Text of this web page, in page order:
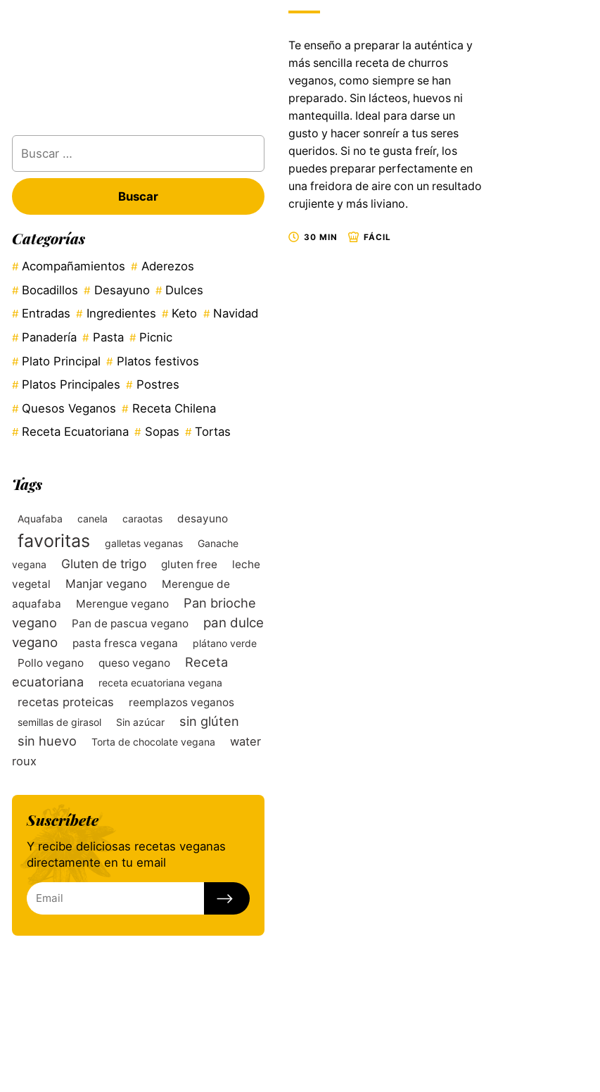
Categorías
Acompañamientos
Aderezos
Bocadillos
Desayuno
Dulces
Entradas
Ingredientes Keto
Navidad
Panadería
Pasta
Picnic
Plato Principal
Platos festivos
Platos Principales
Postres
Quesos Veganos
Receta Chilena
Receta Ecuatoriana
Sopas Tortas
Tags
Aquafaba canela caraotas desayuno
favoritas galletas veganas
Ganache
vegana
Gluten de trigo gluten free
leche
vegetal
Manjar vegano
Merengue de
aquafaba
Merengue vegano
Pan brioche
vegano
Pan de pascua vegano
pan dulce
vegano
pasta fresca vegana plátano verde
Pollo vegano queso vegano
Receta
ecuatoriana
receta ecuatoriana vegana
recetas proteicas reemplazos veganos
semillas de girasol Sin azúcar
sin glúten
sin huevo
Torta de chocolate vegana
water
roux
Suscríbete
Y recibe deliciosas recetas veganas
directamente en tu email
Te enseño a preparar la auténtica y
más sencilla receta de churros
veganos, como siempre se han
preparado. Sin lácteos, huevos ni
mantequilla. Ideal para darse un
gusto y hacer sonreír a tus seres
queridos. Si no te gusta freír, los
puedes preparar perfectamente en
una freidora de aire con un resultado
crujiente y más liviano.
30 MIN FÁCIL